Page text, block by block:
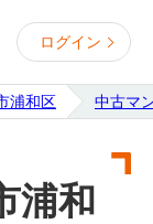
ログイン
浦和区 中古マ
浦和